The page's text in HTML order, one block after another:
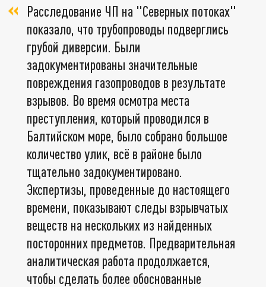
Расследование ЧП на "Северных потоках"
показало, что трубопроводы подверглись
грубой диверсии. Были
задокументированы значительные
повреждения газопроводов в результате
взрывов. Во время осмотра места
преступления, который проводился в
Балтийском море, было собрано большое
количество улик, всё в районе было
тщательно задокументировано.
Экспертизы, проведенные до настоящего
времени, показывают следы взрывчатых
веществ на нескольких из найденных
посторонних предметов. Предварительная
аналитическая работа продолжается,
чтобы сделать более обоснованные